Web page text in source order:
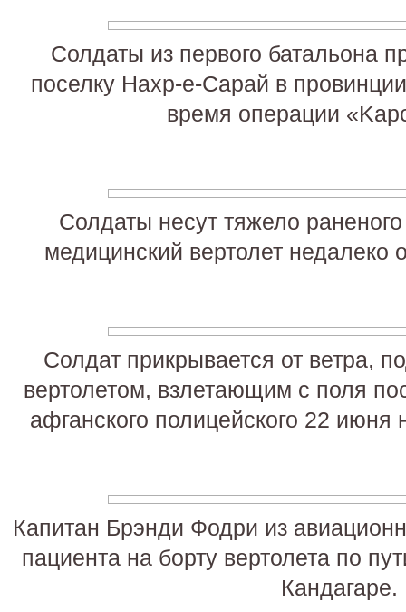
Солдаты из первого батальона
поселку Нахр-е-Сарай в
время операции
Солдаты несут тяжело
медицинский вертолет недалеко
Солдат прикрывается от ветра,
вертолетом, взлетающим с поля
афганского полицейского 22 июня
Капитан Брэнди Фодри из
пациента на борту вертолета по
Кандагаре.